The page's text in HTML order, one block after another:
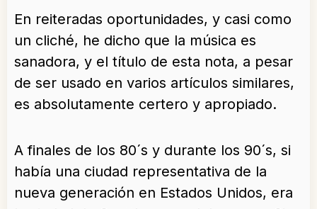
En reiteradas oportunidades, y casi como
un cliché, he dicho que la música es
sanadora, y el título de esta nota, a pesar
de ser usado en varios artículos similares,
es absolutamente certero y apropiado.
A finales de los 80´s y durante los 90´s, si
había una ciudad representativa de la
nueva generación en Estados Unidos, era